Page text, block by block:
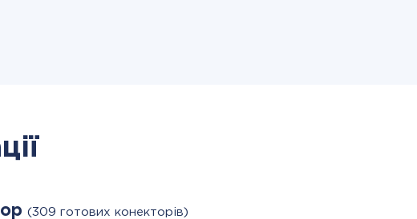
(309 готових конекторів)